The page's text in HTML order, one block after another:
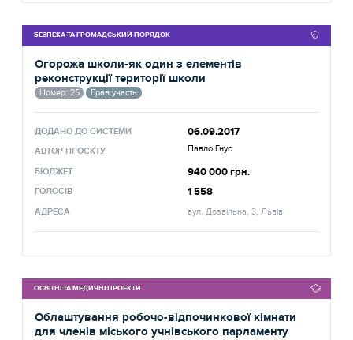
БЕЗПЕКА ТА ГРОМАДСЬКИЙ ПОРЯДОК
Огорожа школи-як один з елементів
реконструкції території школи
Номер: 25 Брав участь
ДОДАНО ДО СИСТЕМИ 06.09.2017
АВТОР ПРОЄКТУ Павло Гнус
БЮДЖЕТ 940 000 грн.
ГОЛОСІВ 1 558
АДРЕСА вул. Дозвільна, 3, Львів
ОСВІТНІ ТА МЕДИЧНІ ПРОЕКТИ
Облаштування робочо-відпочинкової кімнати
для членів міського учнівського парламенту